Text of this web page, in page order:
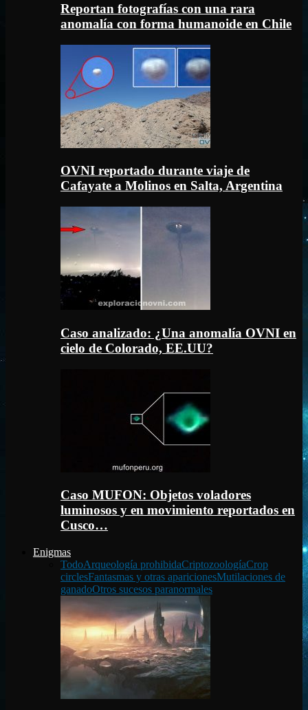
Reportan fotografías con una rara
anomalía con forma humanoide en Chile
OVNI reportado durante viaje de
Cafayate a Molinos en Salta, Argentina
Caso analizado: ¿Una anomalía OVNI en
cielo de Colorado, EE.UU?
Caso MUFON: Objetos voladores
luminosos y en movimiento reportados en
Cusco…
Enigmas
TodoArqueología prohibidaCriptozoologíaCrop
circlesFantasmas y otras aparicionesMutilaciones de
ganadoOtros sucesos paranormales